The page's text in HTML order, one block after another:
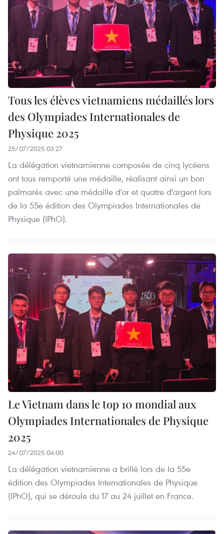
Tous les élèves vietnamiens médaillés lors
des Olympiades Internationales de
Physique 2025
25/07/2025 03:27
La délégation vietnamienne composée de cinq lycéens
ont tous remporté une médaille, réalisant ainsi un bon
palmarès avec une médaille d'or et quatre d'argent lors
de la 55e édition des Olympiades Internationales de
Physique (IPhO).
Le Vietnam dans le top 10 mondial aux
Olympiades Internationales de Physique
2025
24/07/2025 04:00
La délégation vietnamienne a brillé lors de la 55e
édition des Olympiades Internationales de Physique
(IPhO), qui se déroule du 17 au 24 juillet en France.